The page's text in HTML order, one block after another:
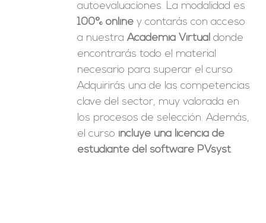
autoevaluaciones. La modalidad es
100% online y contarás con acceso
a nuestraAcademia Virtual donde
encontrarás todo el material
necesario para superar el curso.
Adquirirás una de las competencias
clave del sector, muy valorada en
los procesos de selección. Además,
el curso incluye una licencia de
estudiante del software PVsyst.